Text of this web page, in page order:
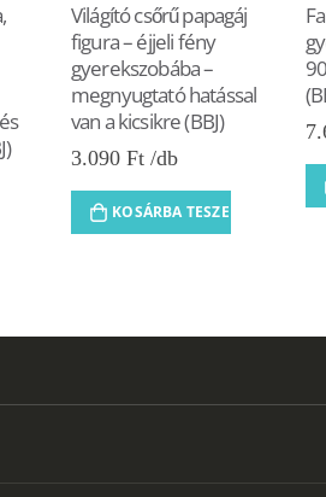
Világító csőrű papagáj
figura – éjjeli fény
gyerekszobába –
megnyugtató hatással
van a kicsikre (BBJ)
3.090 Ft
KOSÁRBA TESZEM